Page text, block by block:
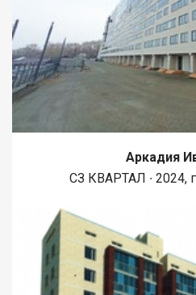
Аркадия
СЗ КВАРТАЛ ∙ 2024,